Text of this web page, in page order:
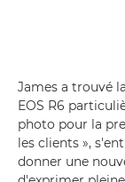
James a trouvé
EOS R6
photo pour la
les clients »,
donner une